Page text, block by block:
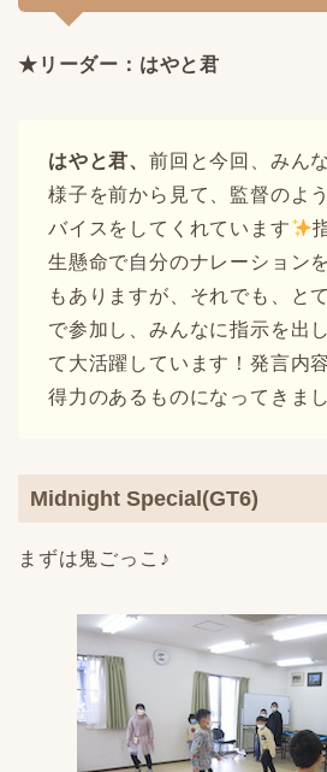
★リーダー：はやと君
はやと君、 前回と今回、みん
様子を前から見て、監督のよ
バイスをしてくれています
生懸命で自分のナレーション
もありますが、それでも、と
で参加し、みんなに指示を出
て大活躍しています！発言内
得力のあるものになってきまし
Midnight Special(GT6)
まずは鬼ごっこ♪